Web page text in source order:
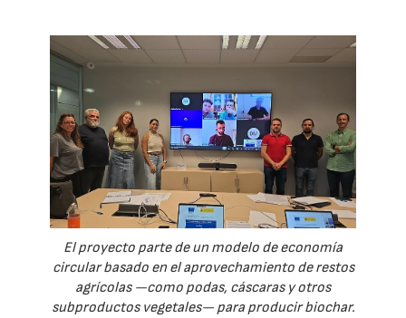
El proyecto parte de un modelo de economía
circular basado en el aprovechamiento de restos
agrícolas —como podas, cáscaras y otros
subproductos vegetales— para producir biochar.